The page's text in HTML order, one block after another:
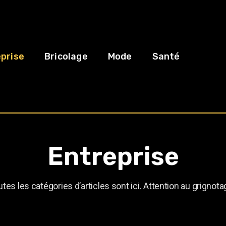
Bricolage Mode Santé
Entreprise
les catégories d’articles sont ici. Attention au